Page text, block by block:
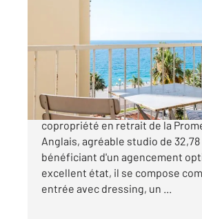
, 1 pièce
Appartement Studio à
236 000 €
NICE CALIFORNIE Situé au
copropriété en retrait de la
Anglais, agréable studio de 32,78
bénéficiant d'un agencement
excellent état, il se compose
entrée avec dressing, un ...